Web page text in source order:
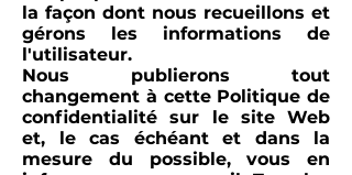
la façon dont nous recueillons et
gérons les informations de
l'utilisateur.
Nous publierons tout
changement à cette Politique de
confidentialité sur le site Web
et, le cas échéant et dans la
mesure du possible, vous en